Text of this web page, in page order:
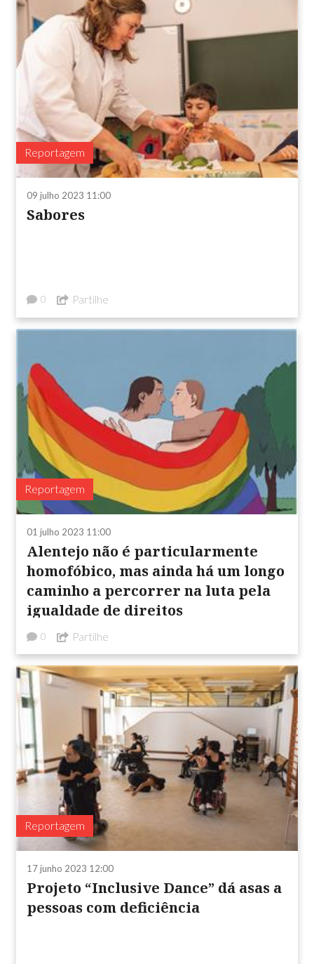
Reportagem
09 julho 2023 11:00
Sabores
0 Partilhe
Reportagem
01 julho 2023 11:00
Alentejo não é particularmente
homofóbico, mas ainda há um longo
caminho a percorrer na luta pela
igualdade de direitos
0 Partilhe
Reportagem
17 junho 2023 12:00
Projeto “Inclusive Dance” dá asas a
pessoas com deficiência